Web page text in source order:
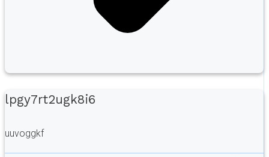
lpgy7rt2ugk8i6
uuvoggkf